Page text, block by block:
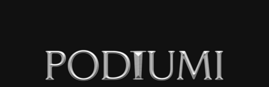
futur tashmë në Peshore. Dhe duke u futur Dielli
në Peshore kërkojmë një ekuilibrim sepse na
pret një dimër i gjatë përpara. E rëndësishme